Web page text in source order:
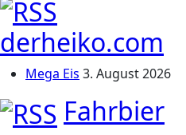
derheiko.com
Mega Eis 3. August 2026
Fahrbier